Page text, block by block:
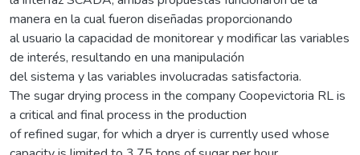
manera en la cual fueron diseñadas proporcionando
al usuario la capacidad de monitorear y modificar las variables
de interés, resultando en una manipulación
del sistema y las variables involucradas satisfactoria.
The sugar drying process in the company Coopevictoria RL is
a critical and final process in the production
of refined sugar, for which a dryer is currently used whose